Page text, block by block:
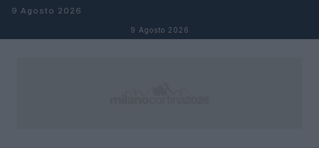
Salta al contenuto
9 Agosto 2026
9 Agosto 2026